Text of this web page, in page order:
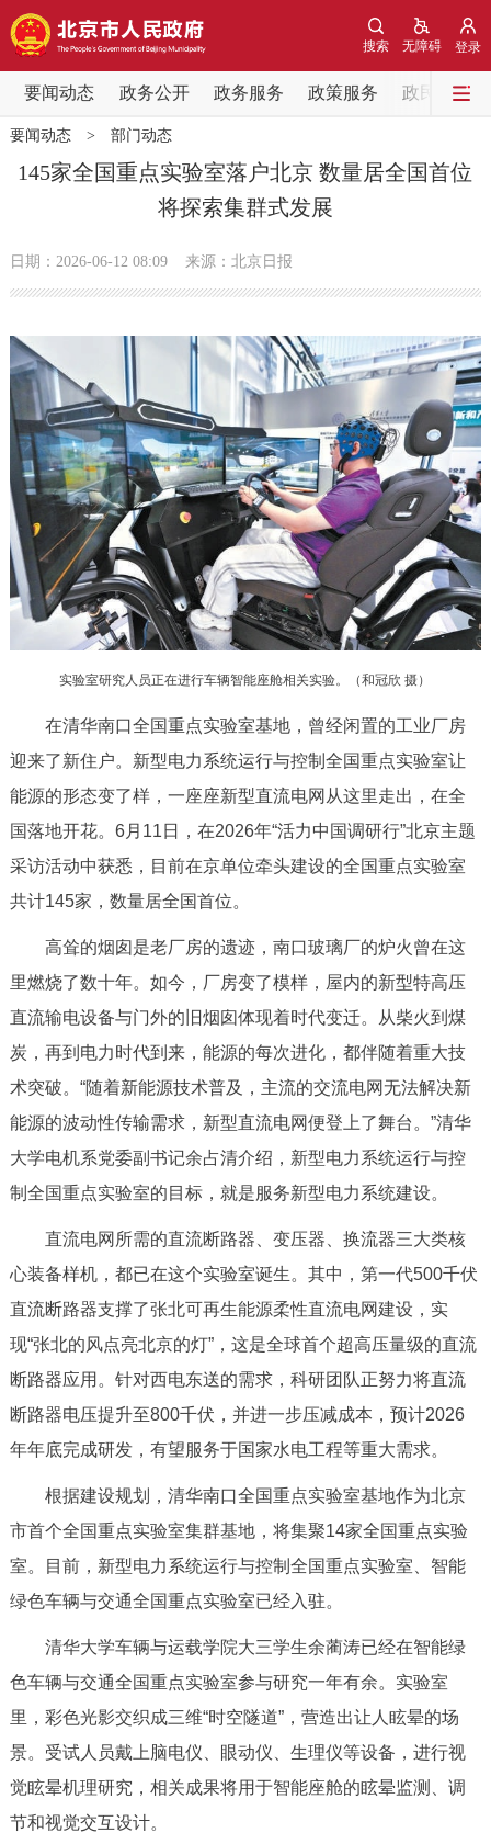
登录
无障碍
搜索
要闻动态 政务公开 政务服务 政策服务 政民互动
要闻动态
党中央精神
会议信息
市领导 机构职能 政策服务
政策兑现 政策解读 回应关切
决策公开 专题公开
政务服务
个人服务 法人服务 部门服务
中介服务 阳光政务
12345网上接诉即办 我要咨询 我要建议
参与调查 在线访谈 图说互动
走进北京
北京概况 十六区概览 人文北京
绿色北京 图说北京 视频北京
多语种
한국어
ESPAÑOL العربية PORTUGUÊS
ITALIANO
回到顶部
要闻动态> 部门动态
145家全国重点实验室落户北京 数量居全国首位
将探索集群式发展
日期：2026-06-12 08:09 来源：北京日报
实验室研究人员正在进行车辆智能座舱相关实验。（和冠欣 摄）
在清华南口全国重点实验室基地，曾经闲置的工业厂房
迎来了新住户。新型电力系统运行与控制全国重点实验室让
能源的形态变了样，一座座新型直流电网从这里走出，在全
国落地开花。6月11日，在2026年“活力中国调研行”北京主题
采访活动中获悉，目前在京单位牵头建设的全国重点实验室
共计145家，数量居全国首位。
高耸的烟囱是老厂房的遗迹，南口玻璃厂的炉火曾在这
里燃烧了数十年。如今，厂房变了模样，屋内的新型特高压
直流输电设备与门外的旧烟囱体现着时代变迁。从柴火到煤
炭，再到电力时代到来，能源的每次进化，都伴随着重大技
术突破。“随着新能源技术普及，主流的交流电网无法解决新
能源的波动性传输需求，新型直流电网便登上了舞台。”清华
大学电机系党委副书记余占清介绍，新型电力系统运行与控
制全国重点实验室的目标，就是服务新型电力系统建设。
直流电网所需的直流断路器、变压器、换流器三大类核
心装备样机，都已在这个实验室诞生。其中，第一代500千伏
直流断路器支撑了张北可再生能源柔性直流电网建设，实
现“张北的风点亮北京的灯”，这是全球首个超高压量级的直流
断路器应用。针对西电东送的需求，科研团队正努力将直流
断路器电压提升至800千伏，并进一步压减成本，预计2026
年年底完成研发，有望服务于国家水电工程等重大需求。
根据建设规划，清华南口全国重点实验室基地作为北京
市首个全国重点实验室集群基地，将集聚14家全国重点实验
室。目前，新型电力系统运行与控制全国重点实验室、智能
绿色车辆与交通全国重点实验室已经入驻。
清华大学车辆与运载学院大三学生余蔺涛已经在智能绿
色车辆与交通全国重点实验室参与研究一年有余。实验室
里，彩色光影交织成三维“时空隧道”，营造出让人眩晕的场
景。受试人员戴上脑电仪、眼动仪、生理仪等设备，进行视
觉眩晕机理研究，相关成果将用于智能座舱的眩晕监测、调
节和视觉交互设计。